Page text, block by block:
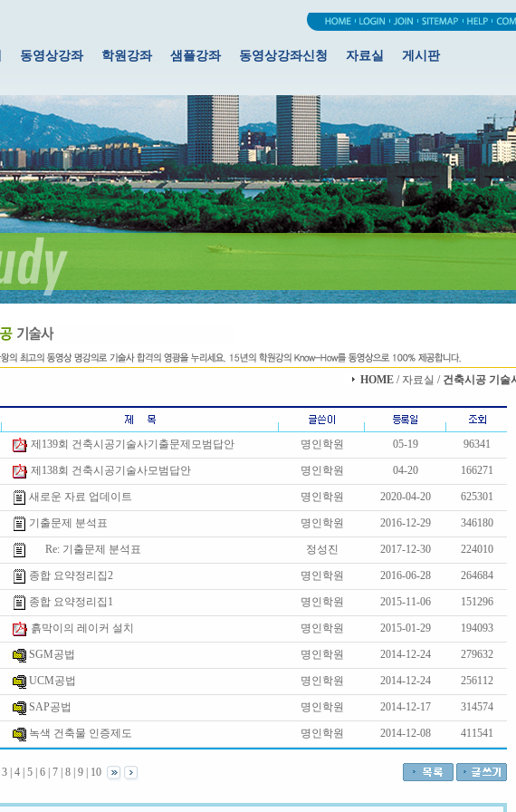
동영상강좌 학원강좌 샘플강좌 동영상강좌신청 자료실 게시판
HOME / 자료실 / 건축시공 기술
제139회 건축시공기술사기출문제모범답안 명인학원 05-19 96341
제138회 건축시공기술사모범답안 명인학원 04-20 166271
새로운 자료 업데이트 명인학원 2020-04-20 625301
기출문제 분석표 명인학원 2016-12-29 346180
Re: 기출문제 분석표 정성진 2017-12-30 224010
종합 요약정리집2 명인학원 2016-06-28 264684
종합 요약정리집1 명인학원 2015-11-06 151296
흙막이의 레이커 설치 명인학원 2015-01-29 194093
SGM공법 명인학원 2014-12-24 279632
UCM공법 명인학원 2014-12-24 256112
SAP공법 명인학원 2014-12-17 314574
녹색 건축물 인증제도 명인학원 2014-12-08 411541
3 4 5 6 7 8 9 10